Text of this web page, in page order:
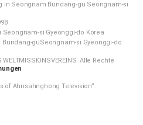
오
공
하
in Seongnam Bundang-gu Seongnam-si
Seongnam-si Gyeonggi-do Korea
guSeongnam-si Gyeonggi-do
Alle Rechte
of Ahnsahnghong Television“.